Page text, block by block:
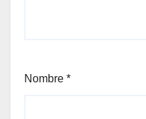
Nombre *